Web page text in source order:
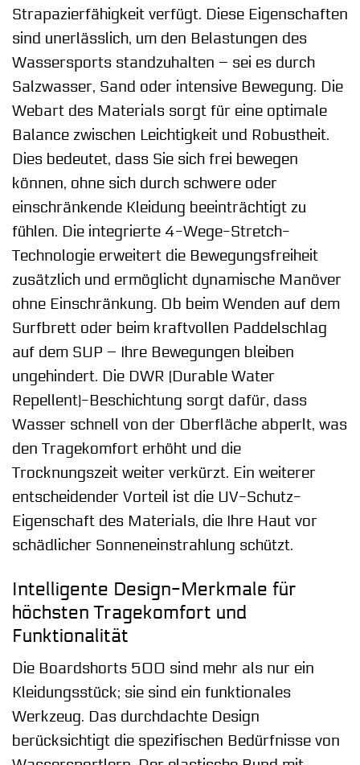
Strapazierfähigkeit verfügt. Diese Eigenschaften
sind unerlässlich, um den Belastungen des
Wassersports standzuhalten – sei es durch
Salzwasser, Sand oder intensive Bewegung. Die
Webart des Materials sorgt für eine optimale
Balance zwischen Leichtigkeit und Robustheit.
Dies bedeutet, dass Sie sich frei bewegen
können, ohne sich durch schwere oder
einschränkende Kleidung beeinträchtigt zu
fühlen. Die integrierte 4-Wege-Stretch-
Technologie erweitert die Bewegungsfreiheit
zusätzlich und ermöglicht dynamische Manöver
ohne Einschränkung. Ob beim Wenden auf dem
Surfbrett oder beim kraftvollen Paddelschlag
auf dem SUP – Ihre Bewegungen bleiben
ungehindert. Die DWR (Durable Water
Repellent)-Beschichtung sorgt dafür, dass
Wasser schnell von der Oberfläche abperlt, was
den Tragekomfort erhöht und die
Trocknungszeit weiter verkürzt. Ein weiterer
entscheidender Vorteil ist die UV-Schutz-
Eigenschaft des Materials, die Ihre Haut vor
schädlicher Sonneneinstrahlung schützt.
Intelligente Design-Merkmale für
höchsten Tragekomfort und
Funktionalität
Die Boardshorts 500 sind mehr als nur ein
Kleidungsstück; sie sind ein funktionales
Werkzeug. Das durchdachte Design
berücksichtigt die spezifischen Bedürfnisse von